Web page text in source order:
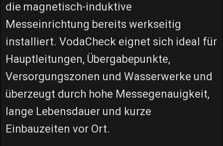
die magnetisch-induktive
Messeinrichtung bereits werkseitig
installiert. VodaCheck eignet sich ideal für
Hauptleitungen, Übergabepunkte,
Versorgungszonen und Wasserwerke und
überzeugt durch hohe Messegenauigkeit,
lange Lebensdauer und kurze
Einbauzeiten vor Ort.